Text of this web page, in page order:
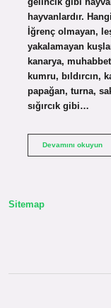
hayvanlardır.
İğrenç olmayan,
yakalamayan
kanarya,
kumru, bıldırcın,
papağan, turna,
sığırcık gibi…
Devamını okuyunSu
Sitemap